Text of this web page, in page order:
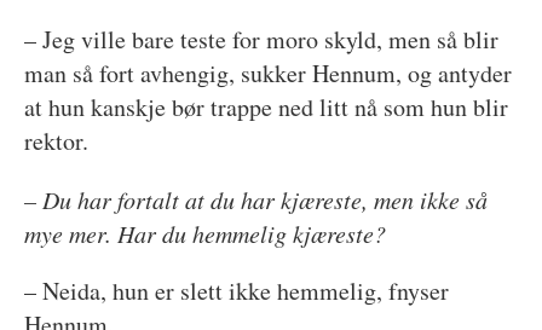
– Jeg ville bare teste for moro skyld, men så blir
man så fort avhengig, sukker Hennum, og antyder
at hun kanskje bør trappe ned litt nå som hun blir
rektor.
– Du har fortalt at du har kjæreste, men ikke så
mye mer. Har du hemmelig kjæreste?
– Neida, hun er slett ikke hemmelig, fnyser